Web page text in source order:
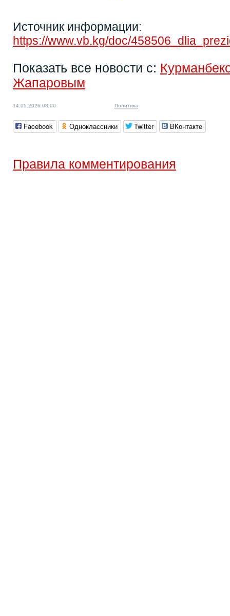
Источник информации:
https://www.vb.kg/doc/
Показать все новости с:
Жапаровым
14.05.2026 08:00 Политика
Facebook Одноклассники Twitter ВКонтакте
Правила комментирования